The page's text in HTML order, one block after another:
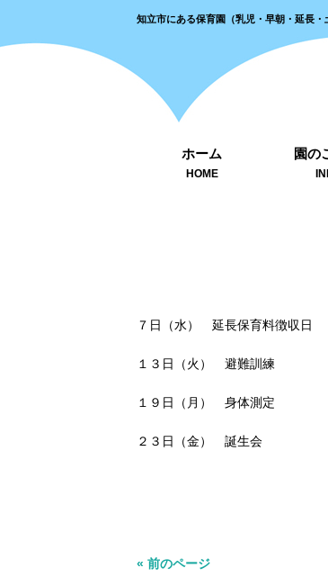
知立市にある保育園（乳児・早朝・延長
ホーム
HOME
園の
７日（水） 延長保育料徴収日
１３日（火） 避難訓練
１９日（月） 身体測定
２３日（金） 誕生会
« 前のページ